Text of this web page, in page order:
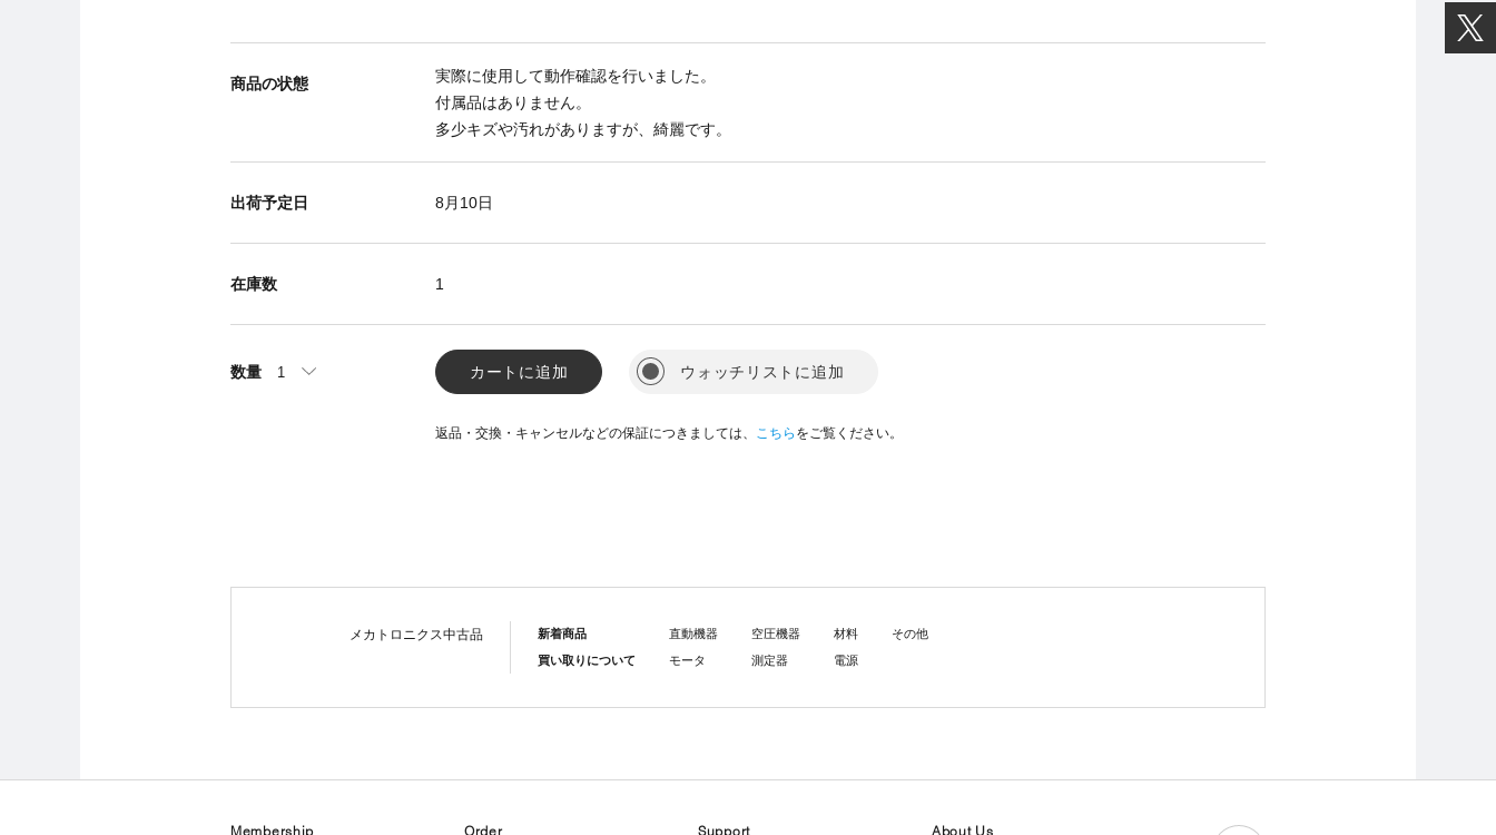
商品の状態
実際に使用して動作確認を行いました。
付属品はありません。
多少キズや汚れがありますが、綺麗です。
出荷予定日 8月10日
在庫数 1
数量 カートに追加 ウォッチリストに追加
返品・交換・キャンセルなどの保証につきましては、 こちら をご覧ください。
メカトロニクス中古品
新着商品
買い取りについて
直動機器
モータ
空圧機器
測定器
材料
電源
その他
Membership Order Support About Us